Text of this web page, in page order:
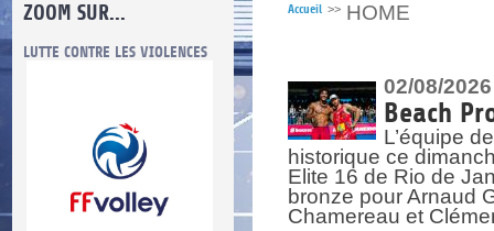
ZOOM SUR...
LUTTE CONTRE LES VIOLENCES MA PETITE SPONSO
Accueil >> HOME
02/08/2026
Beach
L’équipe
historique ce
Elite 16 de Rio de
bronze pour Arnaud
Chamereau et